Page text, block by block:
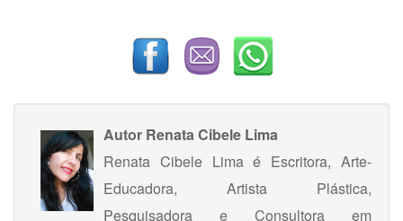
Autor Renata Cibele Lima
Renata Cibele Lima é Escritora, Arte-
Educadora, Artista Plástica,
Pesquisadora e Consultora em